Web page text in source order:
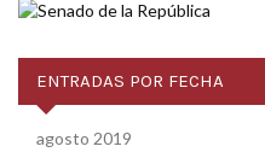
ENTRADAS POR FECHA
agosto 2019